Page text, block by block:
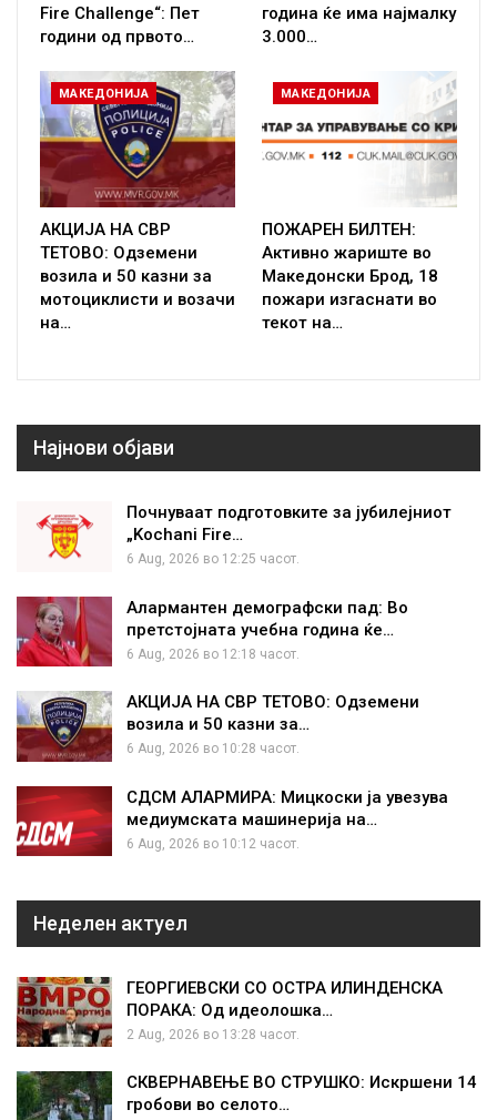
Fire Challenge“: Пет
години од првото…
година ќе има најмалку
3.000…
МАКЕДОНИЈА
АКЦИЈА НА СВР
ТЕТОВО: Одземени
возила и 50 казни за
мотоциклисти и возачи
на…
МАКЕДОНИЈА
ПОЖАРЕН БИЛТЕН:
Активно жариште во
Македонски Брод, 18
пожари изгаснати во
текот на…
Најнови објави
Почнуваат подготовките за јубилејниот
„Kochani Fire…
6 Aug, 2026 во 12:25 часот.
Алармантен демографски пад: Во
претстојната учебна година ќе…
6 Aug, 2026 во 12:18 часот.
АКЦИЈА НА СВР ТЕТОВО: Одземени
возила и 50 казни за…
6 Aug, 2026 во 10:28 часот.
СДСМ АЛАРМИРА: Мицкоски ја увезува
медиумската машинерија на…
6 Aug, 2026 во 10:12 часот.
Неделен актуел
ГЕОРГИЕВСКИ СО ОСТРА ИЛИНДЕНСКА
ПОРАКА: Од идеолошка…
2 Aug, 2026 во 13:28 часот.
СКВЕРНАВЕЊЕ ВО СТРУШКО: Искршени 14
гробови во селото…